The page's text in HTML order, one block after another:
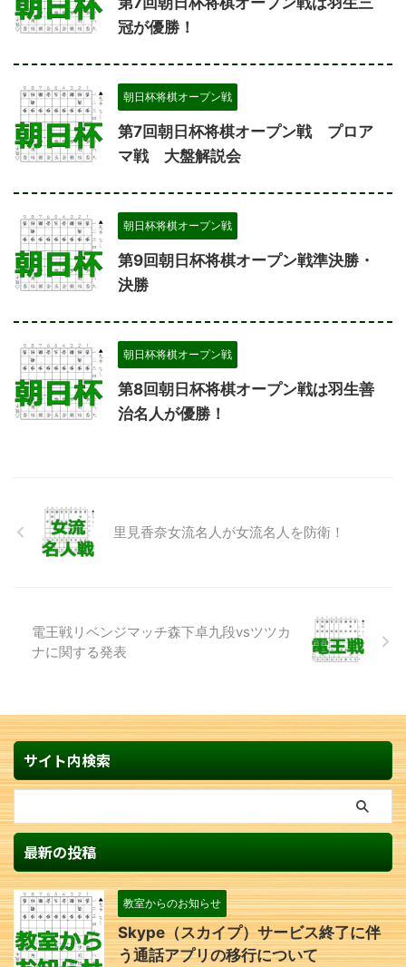
冠が優勝！
朝日杯将棋オープン戦
第7回朝日杯将棋オープン戦 プロア
マ戦 大盤解説会
朝日杯将棋オープン戦
第9回朝日杯将棋オープン戦準決勝・
決勝
朝日杯将棋オープン戦
第8回朝日杯将棋オープン戦は羽生善
治名人が優勝！
里見香奈女流名人が女流名人を防衛！
電王戦リベンジマッチ森下卓九段vsツツカ
ナに関する発表
サイト内検索
最新の投稿
教室からのお知らせ
Skype（スカイプ）サービス終了に伴
う通話アプリの移行について